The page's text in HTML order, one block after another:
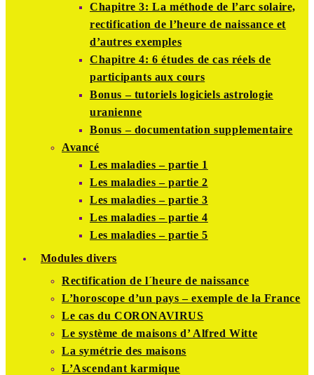
Chapitre 3: La méthode de l’arc solaire,
rectification de l’heure de naissance et
d’autres exemples
Chapitre 4: 6 études de cas réels de
participants aux cours
Bonus – tutoriels logiciels astrologie
uranienne
Bonus – documentation supplementaire
Avancé
Les maladies – partie 1
Les maladies – partie 2
Les maladies – partie 3
Les maladies – partie 4
Les maladies – partie 5
Modules divers
Rectification de l´heure de naissance
L’horoscope d’un pays – exemple de la France
Le cas du CORONAVIRUS
Le système de maisons d’ Alfred Witte
La symétrie des maisons
L’Ascendant karmique